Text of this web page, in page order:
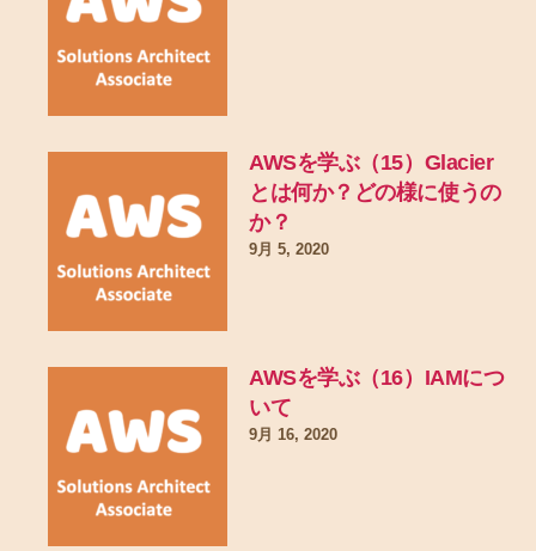
AWSを学ぶ（15）Glacier
とは何か？どの様に使うの
か？
9月 5, 2020
AWSを学ぶ（16）IAMにつ
いて
9月 16, 2020